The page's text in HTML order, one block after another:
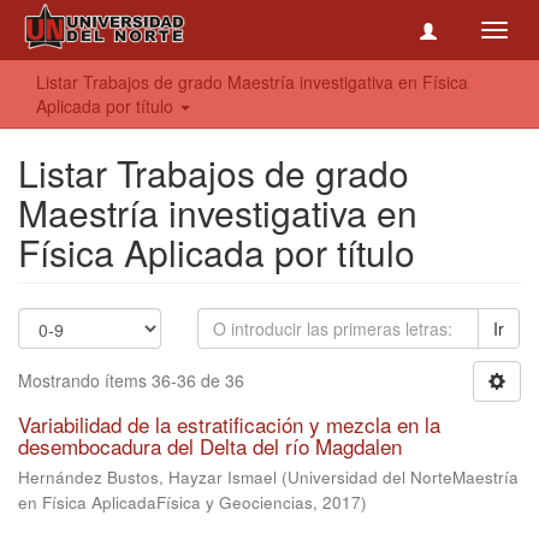
Listar Trabajos de grado Maestría investigativa en Física
Aplicada por título
Listar Trabajos de grado
Maestría investigativa en
Física Aplicada por título
Ir
Mostrando ítems 36-36 de 36
Variabilidad de la estratificación y mezcla en la
desembocadura del Delta del río Magdalen
Hernández Bustos, Hayzar Ismael (Universidad del NorteMaestría
en Física AplicadaFísica y Geociencias, 2017)